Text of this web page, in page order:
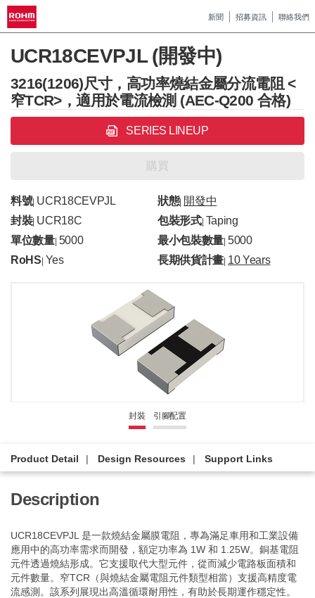
新聞 招募資訊 聯絡我們
UCR18CEVPJL (開發中)
3216(1206)尺寸，高功率燒結金屬分流電阻 <
窄TCR>，適用於電流檢測 (AEC-Q200 合格)
SERIES LINEUP
購買
料號| UCR18CEVPJL 狀態| 開發中
封裝| UCR18C 包裝形式| Taping
單位數量| 5000 最小包裝數量 |5000
RoHS Yes 長期供貨計畫 10 Years
封裝 引腳配置
Product Detail Design Resources Support Links
Description
UCR18CEVPJL 是一款燒結金屬膜電阻，專為滿足車用和工業設備
應用中的高功率需求而開發，額定功率為 1W 和 1.25W。銅基電阻
元件透過燒結形成。它支援取代大型元件，從而減少電路板面積和
元件數量。窄TCR（與燒結金屬電阻元件類型相當）支援高精度電
流感測。該系列展現出高溫循環耐用性，有助於長期運作穩定性。